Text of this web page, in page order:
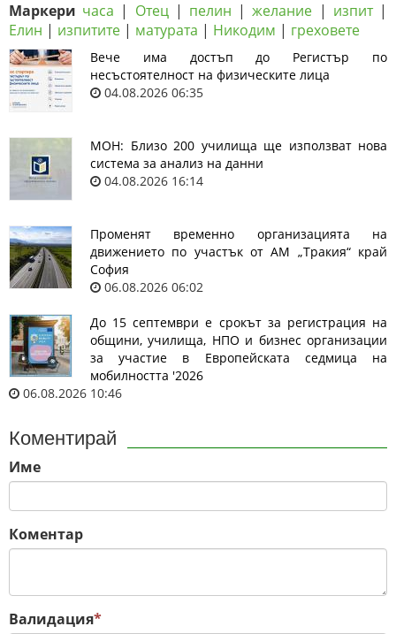
Маркери часа | Отец| пелин |желание | изпит|
Елин | изпитите | матурата | Никодим | греховете
Вече има достъп до Регистър по
несъстоятелност на физическите лица
04.08.2026 06:35
МОН: Близо 200 училища ще използват нова
система за анализ на данни
04.08.2026 16:14
Променят временно организацията на
движението по участък от АМ „Тракия“ край
София
06.08.2026 06:02
До 15 септември е срокът за регистрация на
общини, училища, НПО и бизнес организации
за участие в Европейската седмица на
мобилността '2026
06.08.2026 10:46
Коментирай
Име
Коментар
Валидация*